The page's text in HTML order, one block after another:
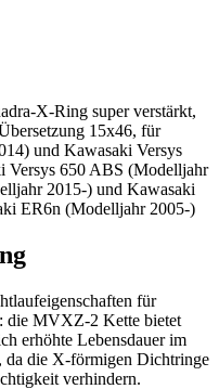
X-Ring super verstärkt,
15x46, für
und Kawasaki Versys
Versys 650 ABS (Modelljahr
2015-) und Kawasaki
ER6n (Modelljahr 2005-)
für
die MVXZ-2 Kette bietet
erhöhte Lebensdauer im
da die X-förmigen Dichtringe
verhindern.